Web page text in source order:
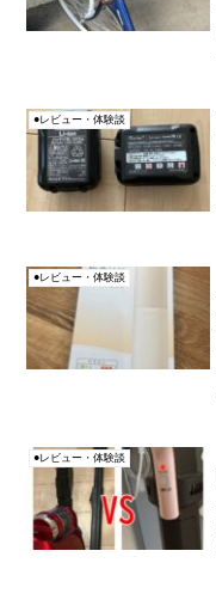
●レビュー・体験談
●レビュー・体験談
●レビュー・体験談